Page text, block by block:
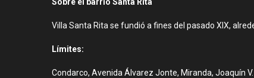
Villa Santa Rita se fundió a fines del pasado XIX,
Límites:
Condarco, Avenida Álvarez Jonte, Miranda, Joaquín